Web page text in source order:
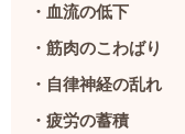
・血流の低下
・筋肉のこわばり
・自律神経の乱れ
・疲労の蓄積